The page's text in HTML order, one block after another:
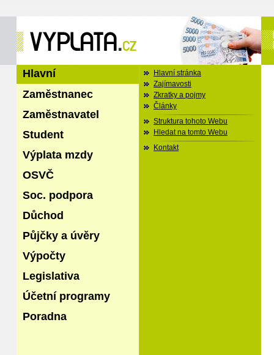
Hlavní
Zaměstnanec
Zaměstnavatel
Student
Výplata mzdy
OSVČ
Soc. podpora
Důchod
Půjčky a úvěry
Výpočty
Legislativa
Účetní programy
Poradna
Hlavní stránka
Zajímavosti
Zkratky a pojmy
Články
Struktura tohoto Webu
Hledat na tomto Webu
Kontakt